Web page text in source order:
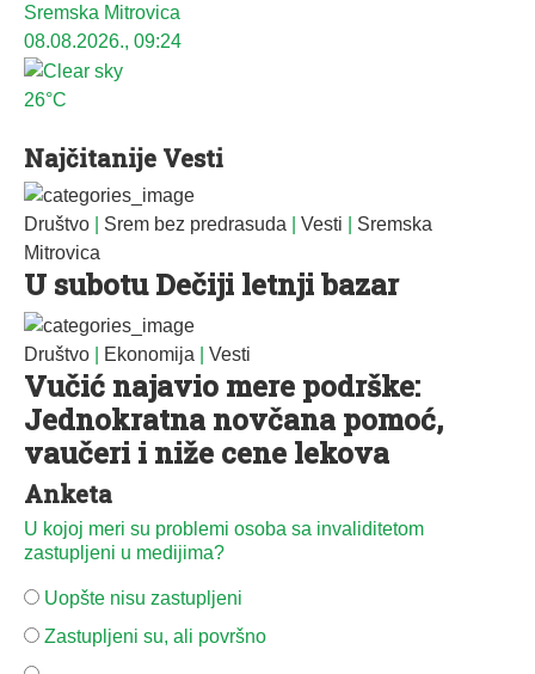
Sremska Mitrovica
08.08.2026., 09:24
26°C
Najčitanije Vesti
Društvo Srem bez predrasuda Vesti
Sremska
Mitrovica
U subotu Dečiji letnji bazar
Društvo Ekonomija Vesti
Vučić najavio mere podrške:
Jednokratna novčana pomoć,
vaučeri i niže cene lekova
Anketa
U kojoj meri su problemi osoba sa invaliditetom
zastupljeni u medijima?
Uopšte nisu zastupljeni
Zastupljeni su, ali površno